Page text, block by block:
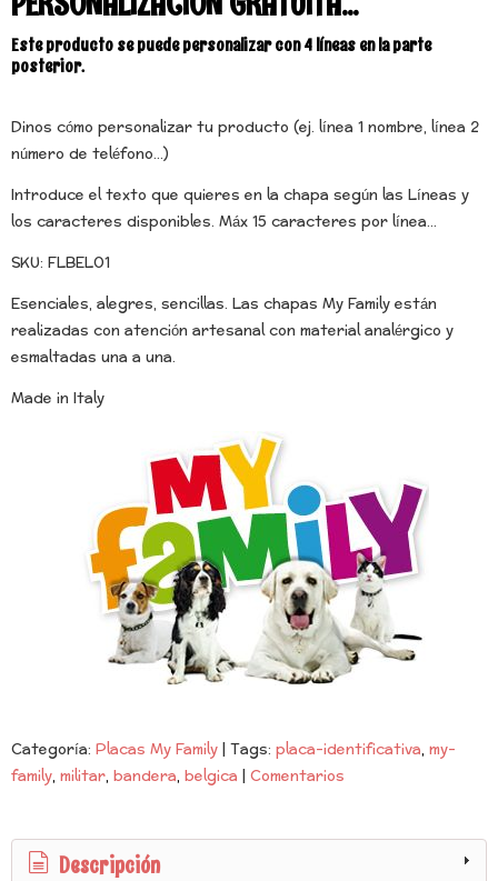
Este producto se puede personalizar con 4 líneas en la parte
posterior.
Dinos cómo personalizar tu producto (ej. línea 1 nombre, línea 2
número de teléfono...)
Introduce el texto que quieres en la chapa según las Líneas y
los caracteres disponibles. Máx 15 caracteres por línea...
SKU: FLBEL01
Esenciales, alegres, sencillas. Las chapas My Family están
realizadas con atención artesanal con material analérgico y
esmaltadas una a una.
Made in Italy
Categoría: Placas My Family| Tags: placa-identificativa my-
family militar bandera belgica | Comentarios
Descripción